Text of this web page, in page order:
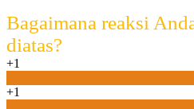
Bagaimana reaksi
diatas?
+1
+1